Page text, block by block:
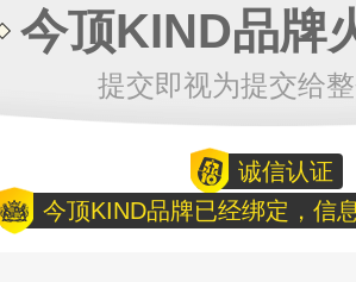
今顶KIND品牌
提交即视为提交给
诚信认证
今顶KIND品牌已经绑定，信